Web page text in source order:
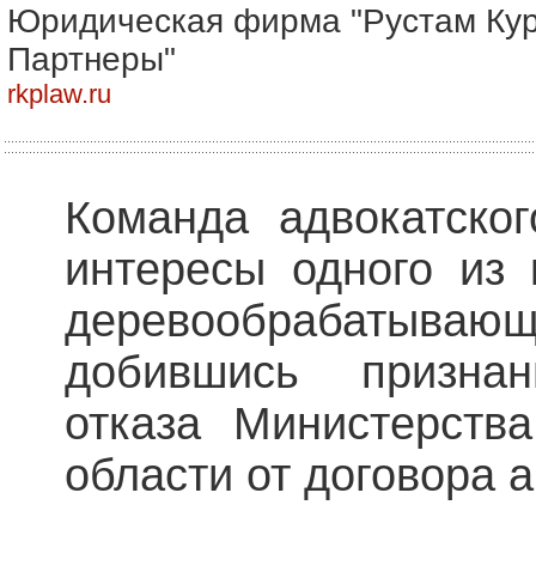
Юридическая фирма "Рустам
Партнеры"
rkplaw.ru
Команда
интересы одного из
добившись
отказа
области от договора